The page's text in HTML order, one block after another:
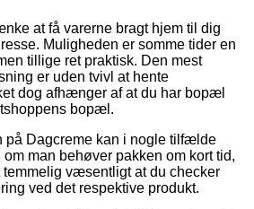
at få varerne bragt hjem til dig
Muligheden er somme tider en
tillige ret praktisk. Den mest
er uden tvivl at hente
dog afhænger af at du har bopæl
bopæl.
på Dagcreme kan i nogle tilfælde
man behøver pakken om kort tid,
temmelig væsentligt at du checker
ved det respektive produkt.